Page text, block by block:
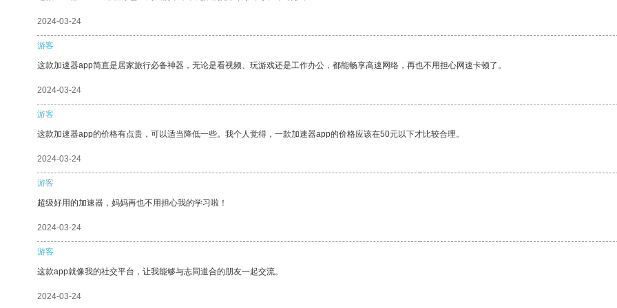
2024-03-24
游客
这款加速器app简直是居家旅行必备神器，无论是看视频、玩游戏还是工作办公，都能畅享高速网络，再也不用担心网速卡顿了。
2024-03-24
游客
这款加速器app的价格有点贵，可以适当降低一些。我个人觉得，一款加速器app的价格应该在50元以下才比较合理。
2024-03-24
游客
超级好用的加速器，妈妈再也不用担心我的学习啦！
2024-03-24
游客
这款app就像我的社交平台，让我能够与志同道合的朋友一起交流。
2024-03-24